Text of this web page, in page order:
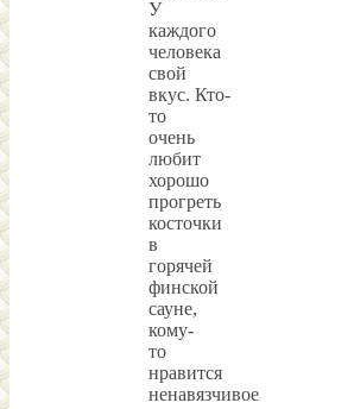
У
каждого
человека
свой
вкус. Кто-
то
очень
любит
хорошо
прогреть
косточки
в
горячей
финской
сауне,
кому-
то
нравится
ненавязчивое